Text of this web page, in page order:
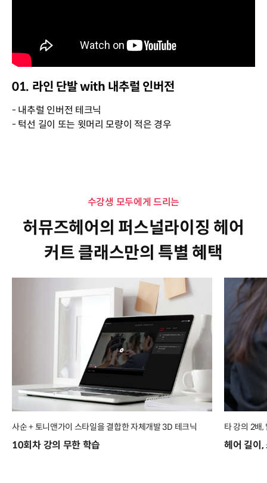
01. 라인 단발 with 내추럴 인버전
- 내추럴 인버전 테크닉
- 턱선 길이 또는 윗머리 모량이 적은 경우
수강생 모두에게 드리는
허뮤즈헤어의 퍼스널라이징 헤어
커트 클래스만의 특별 혜택
사순 + 토니앤가이 스타일을 결합한 자체개발 3D 테크닉
10회차 강의 무한 학습
타 강의 2배,
헤어 길이